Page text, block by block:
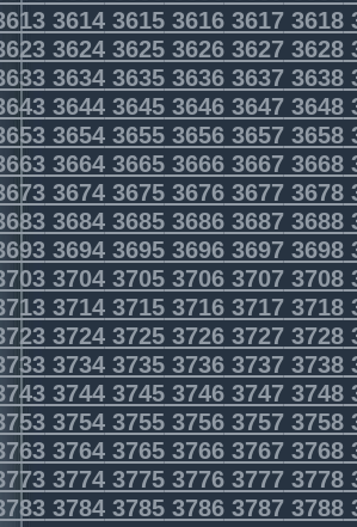
36143615361636173618
36243625362636273628
36343635363636373638
36443645364636473648
36543655365636573658
36643665366636673668
36743675367636773678
36843685368636873688
36943695369636973698
37043705370637073708
37143715371637173718
37243725372637273728
37343735373637373738
37443745374637473748
37543755375637573758
37643765376637673768
37743775377637773778
37843785378637873788